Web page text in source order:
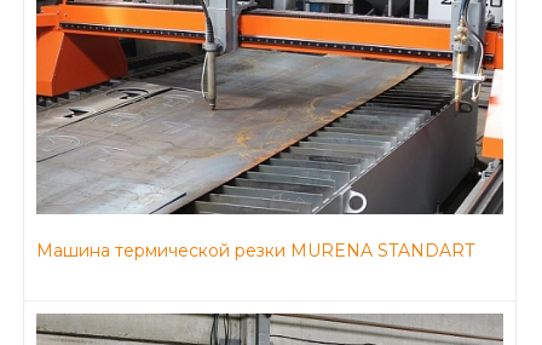
Машина термической резки MURENA STANDART